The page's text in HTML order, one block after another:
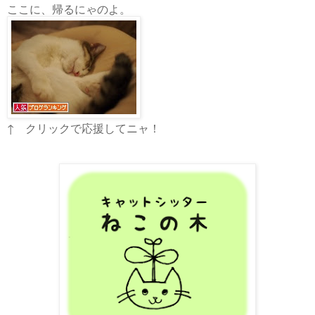
ここに、帰るにゃのよ。
↑ クリックで応援してニャ！